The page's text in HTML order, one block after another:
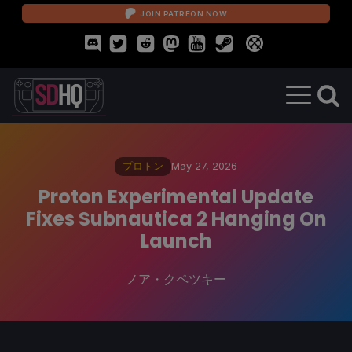
JOIN PATREON NOW
プロトン May 27, 2026
Proton Experimental Update
Fixes Subnautica 2 Hanging On
Launch
ノア・クペツキー